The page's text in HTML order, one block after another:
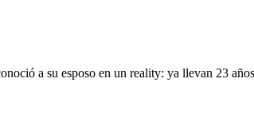
a su esposo en un reality: ya llevan 23